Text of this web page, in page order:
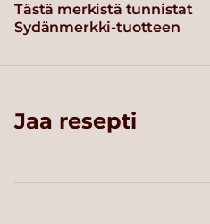
Tästä merkistä tunnistat
Sydänmerkki-tuotteen
Jaa resepti